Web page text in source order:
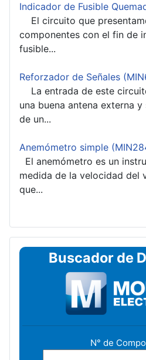
Indicador de Fusible
El circuito que
componentes con el fin de
fusible...
Reforzador de Señales
La entrada de este
una buena antena externa
de un...
Anemómetro simple
El anemómetro es un
medida de la velocidad del
que...
Buscador de
N° de